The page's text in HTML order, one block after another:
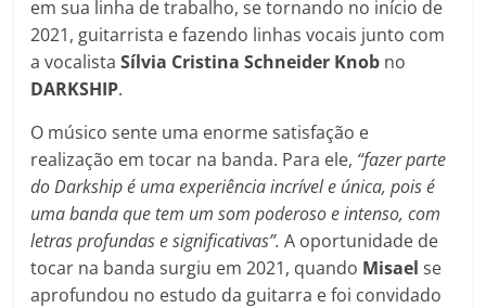
em sua linha de trabalho, se tornando no início de
2021, guitarrista e fazendo linhas vocais junto com
a vocalistaSílvia Cristina Schneider Knob no
DARKSHIP.
O músico sente uma enorme satisfação e
realização em tocar na banda. Para ele, “fazer parte
do Darkship é uma experiência incrível e única, pois é
uma banda que tem um som poderoso e intenso, com
letras profundas e significativas”.A oportunidade de
tocar na banda surgiu em 2021, quando Misael se
aprofundou no estudo da guitarra e foi convidado